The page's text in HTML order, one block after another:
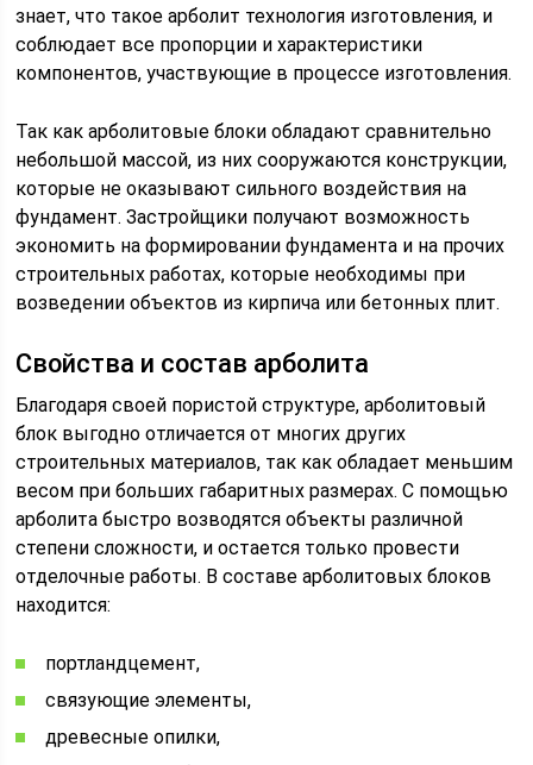
знает, что такое арболит технология изготовления, и
соблюдает все пропорции и характеристики
компонентов, участвующие в процессе изготовления.
Так как арболитовые блоки обладают сравнительно
небольшой массой, из них сооружаются конструкции,
которые не оказывают сильного воздействия на
фундамент. Застройщики получают возможность
экономить на формировании фундамента и на прочих
строительных работах, которые необходимы при
возведении объектов из кирпича или бетонных плит.
Свойства и состав арболита
Благодаря своей пористой структуре, арболитовый
блок выгодно отличается от многих других
строительных материалов, так как обладает меньшим
весом при больших габаритных размерах. С помощью
арболита быстро возводятся объекты различной
степени сложности, и остается только провести
отделочные работы. В составе арболитовых блоков
находится:
портландцемент,
связующие элементы,
древесные опилки,